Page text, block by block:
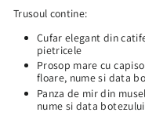
Trusoul contine:
Cufar elegant din
pietricele
Prosop mare cu
floare, nume si data
Panza de mir din
nume si data botezului